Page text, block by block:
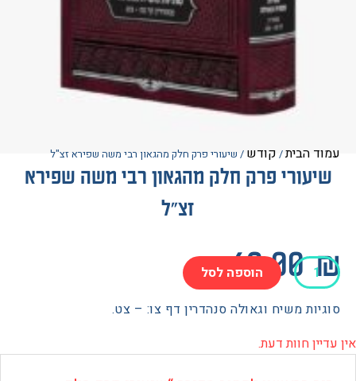
/קודש/ שיעורי פרק חלק מהגאון רבי משה שפירא זצ"ל
פרק חלק מהגאון רבי משה שפירא
הוספה לסל
משיח וגאולה סנהדרין דף צו: – צט.
חוות דעת.